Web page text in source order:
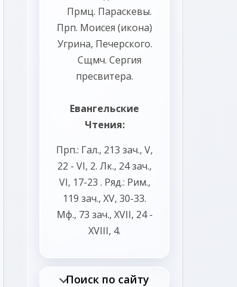
Прмц. Параскевы.
Прп. Моисея (икона)
Угрина, Печерского.
Сщмч. Сергия
пресвитера.
Евангельские
Чтения:
Прп.: Гал., 213 зач., V,
22 - VI, 2. Лк., 24 зач.,
VI, 17-23 . Ряд.: Рим.,
119 зач., XV, 30-33.
Мф., 73 зач., XVII, 24 -
XVIII, 4.
Поиск по сайту